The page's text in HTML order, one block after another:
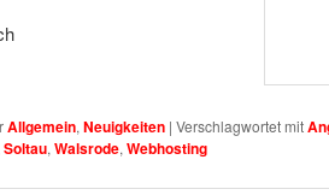
Allgemein, Neuigkeiten | Verschlagwortet mit
Soltau, Walsrode, Webhosting